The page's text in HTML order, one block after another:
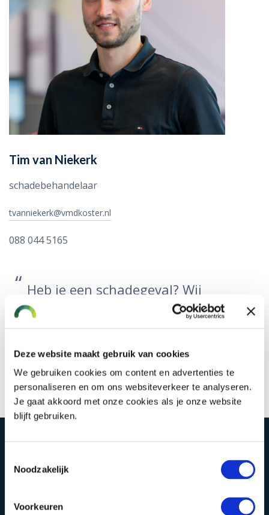
Deze website maakt gebruik van cookies
We gebruiken cookies om content en advertenties te
personaliseren en om ons websiteverkeer te analyseren.
Je gaat akkoord met onze cookies als je onze website
blijft gebruiken.
Noodzakelijk
Voorkeuren
Tim van Niekerk
schadebehandelaar
tvanniekerk@vmdkoster.nl
088 044 5165
Heb je een schadegeval? Wij
zorgen er dan voor dat de schade
Wij zijn er voor je!